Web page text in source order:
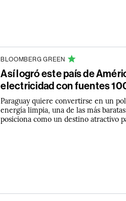
BLOOMBERG GREEN
Así logró este país de
electricidad con fuentes
Paraguay quiere convertirse en un
energía limpia, una de las más
posiciona como un destino atractivo